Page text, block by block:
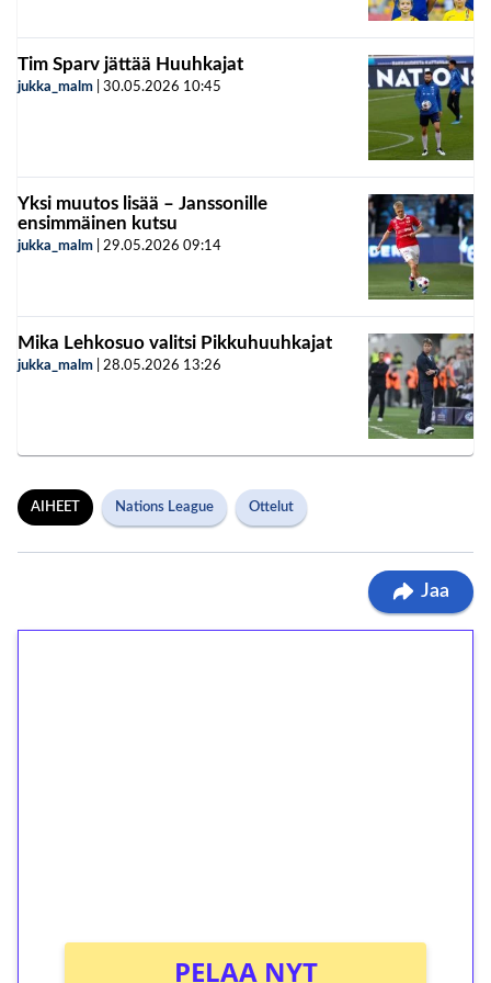
Tim Sparv jättää Huuhkajat
jukka_malm 30.05.2026 10:45
Yksi muutos lisää – Janssonille
ensimmäinen kutsu
jukka_malm 29.05.2026 09:14
Mika Lehkosuo valitsi Pikkuhuuhkajat
jukka_malm 28.05.2026 13:26
AIHEET Nations League Ottelut
Jaa
PELAA NYT